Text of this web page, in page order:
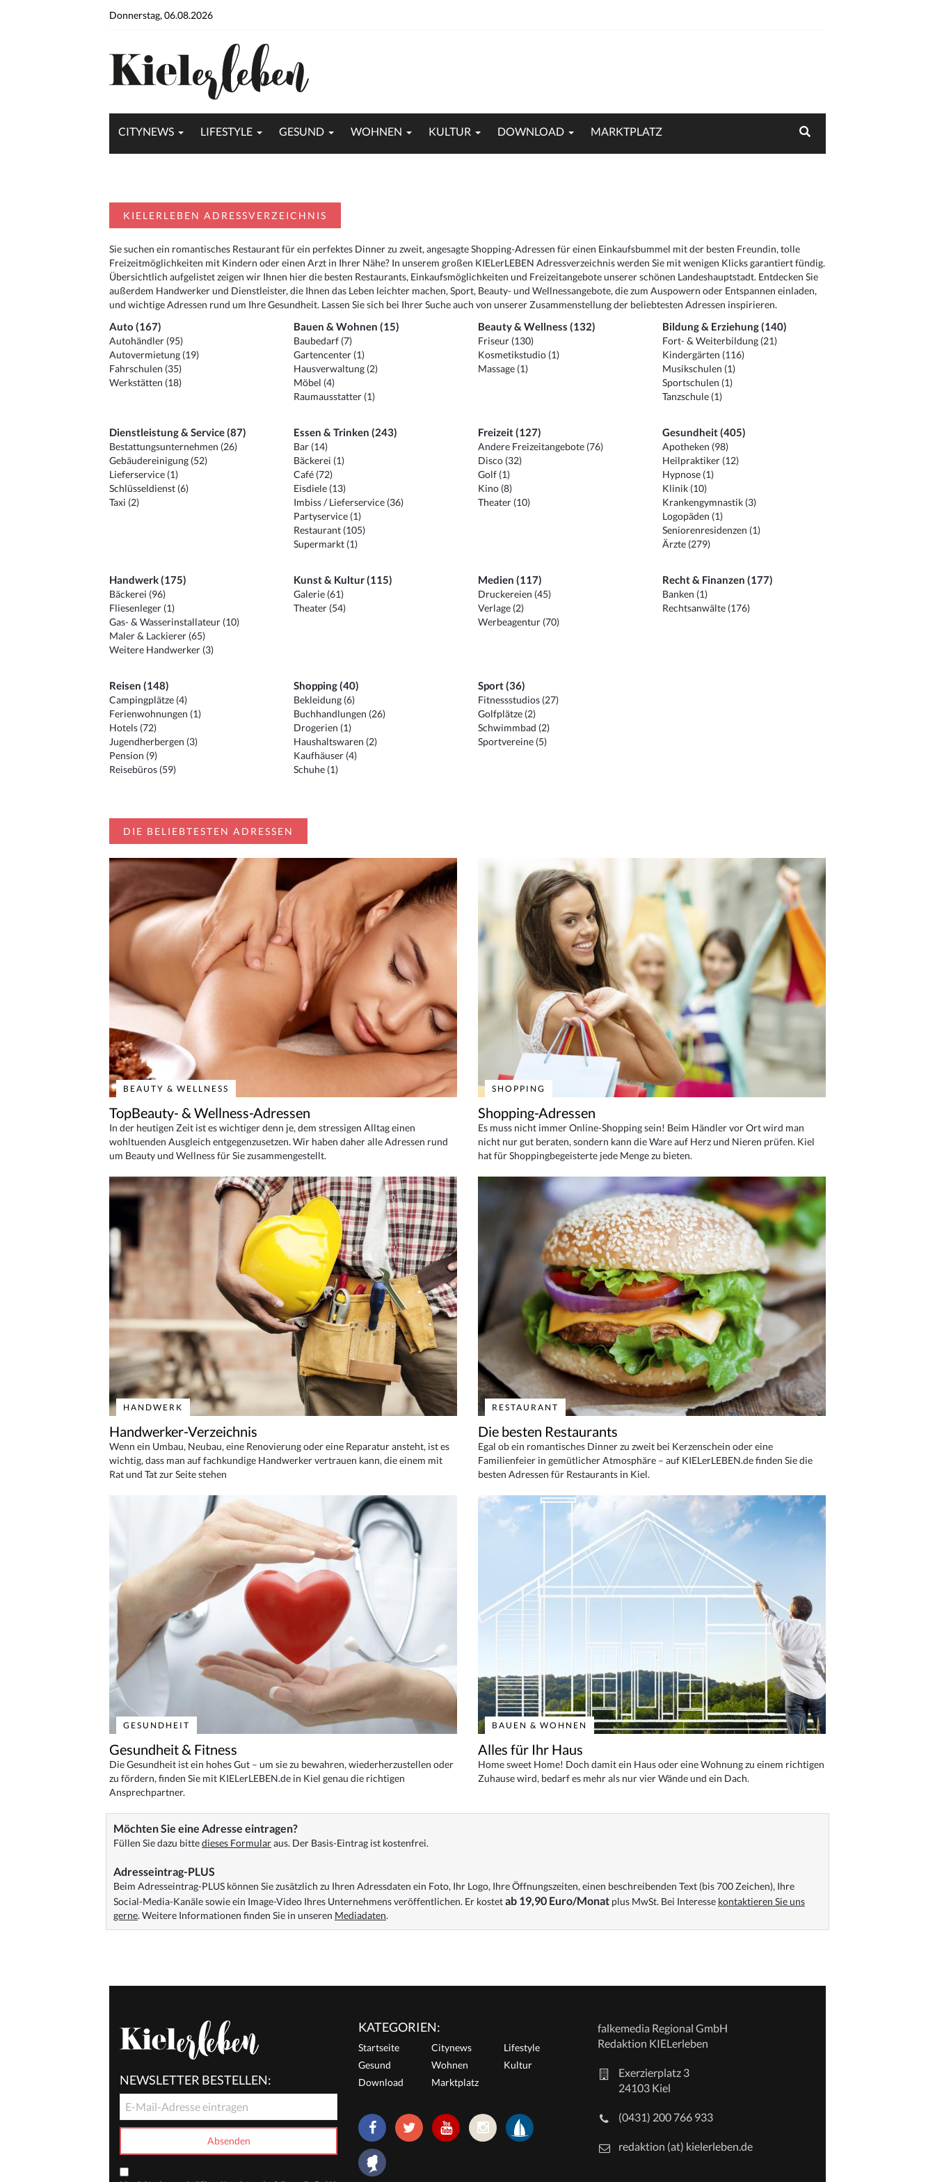
Donnerstag, 06.08.2026
CITYNEWS LIFESTYLE GESUND WOHNEN KULTUR DOWNLOAD MARKTPLATZ
KIELERLEBEN ADRESSVERZEICHNIS
Sie suchen ein romantisches Restaurant für ein perfektes Dinner zu zweit, angesagte Shopping-Adressen für einen Einkaufsbummel mit der besten Freundin, tolle
Freizeitmöglichkeiten mit Kindern oder einen Arzt in Ihrer Nähe? In unserem großen KIELerLEBEN Adressverzeichnis werden Sie mit wenigen Klicks garantiert fündig.
Übersichtlich aufgelistet zeigen wir Ihnen hier die besten Restaurants, Einkaufsmöglichkeiten und Freizeitangebote unserer schönen Landeshauptstadt. Entdecken Sie
außerdem Handwerker und Dienstleister, die Ihnen das Leben leichter machen, Sport, Beauty- und Wellnessangebote, die zum Auspowern oder Entspannen einladen,
und wichtige Adressen rund um Ihre Gesundheit. Lassen Sie sich bei Ihrer Suche auch von unserer Zusammenstellung der beliebtesten Adressen inspirieren.
Auto (167)
Autohändler (95)
Autovermietung (19)
Fahrschulen (35)
Werkstätten (18)
Bauen & Wohnen (15)
Baubedarf (7)
Gartencenter (1)
Hausverwaltung (2)
Möbel (4)
Raumausstatter (1)
Beauty & Wellness (132)
Friseur (130)
Kosmetikstudio (1)
Massage (1)
Bildung & Erziehung (140)
Fort- & Weiterbildung (21)
Kindergärten (116)
Musikschulen (1)
Sportschulen (1)
Tanzschule (1)
Dienstleistung & Service (87)
Bestattungsunternehmen (26)
Gebäudereinigung (52)
Lieferservice (1)
Schlüsseldienst (6)
Taxi (2)
Essen & Trinken (243)
Bar (14)
Bäckerei (1)
Café (72)
Eisdiele (13)
Imbiss / Lieferservice (36)
Partyservice (1)
Restaurant (105)
Supermarkt (1)
Freizeit (127)
Andere Freizeitangebote (76)
Disco (32)
Golf (1)
Kino (8)
Theater (10)
Gesundheit (405)
Apotheken (98)
Heilpraktiker (12)
Hypnose (1)
Klinik (10)
Krankengymnastik (3)
Logopäden (1)
Seniorenresidenzen (1)
Ärzte (279)
Handwerk (175)
Bäckerei (96)
Fliesenleger (1)
Gas- & Wasserinstallateur (10)
Maler & Lackierer (65)
Weitere Handwerker (3)
Kunst & Kultur (115)
Galerie (61)
Theater (54)
Medien (117)
Druckereien (45)
Verlage (2)
Werbeagentur (70)
Recht & Finanzen (177)
Banken (1)
Rechtsanwälte (176)
Reisen (148)
Campingplätze (4)
Ferienwohnungen (1)
Hotels (72)
Jugendherbergen (3)
Pension (9)
Reisebüros (59)
Shopping (40)
Bekleidung (6)
Buchhandlungen (26)
Drogerien (1)
Haushaltswaren (2)
Kaufhäuser (4)
Schuhe (1)
Sport (36)
Fitnessstudios (27)
Golfplätze (2)
Schwimmbad (2)
Sportvereine (5)
DIE BELIEBTESTEN ADRESSEN
BEAUTY & WELLNESS
TopBeauty- & Wellness-Adressen
In der heutigen Zeit ist es wichtiger denn je, dem stressigen Alltag einen
wohltuenden Ausgleich entgegenzusetzen. Wir haben daher alle Adressen rund
um Beauty und Wellness für Sie zusammengestellt.
SHOPPING
Shopping-Adressen
Es muss nicht immer Online-Shopping sein! Beim Händler vor Ort wird man
nicht nur gut beraten, sondern kann die Ware auf Herz und Nieren prüfen. Kiel
hat für Shoppingbegeisterte jede Menge zu bieten.
HANDWERK
Handwerker-Verzeichnis
Wenn ein Umbau, Neubau, eine Renovierung oder eine Reparatur ansteht, ist es
wichtig, dass man auf fachkundige Handwerker vertrauen kann, die einem mit
Rat und Tat zur Seite stehen
RESTAURANT
Die besten Restaurants
Egal ob ein romantisches Dinner zu zweit bei Kerzenschein oder eine
Familienfeier in gemütlicher Atmosphäre – auf KIELerLEBEN.de finden Sie die
besten Adressen für Restaurants in Kiel.
GESUNDHEIT
Gesundheit & Fitness
Die Gesundheit ist ein hohes Gut – um sie zu bewahren, wiederherzustellen oder
zu fördern, finden Sie mit KIELerLEBEN.de in Kiel genau die richtigen
Ansprechpartner.
BAUEN & WOHNEN
Alles für Ihr Haus
Home sweet Home! Doch damit ein Haus oder eine Wohnung zu einem richtigen
Zuhause wird, bedarf es mehr als nur vier Wände und ein Dach.
Möchten Sie eine Adresse eintragen?
Füllen Sie dazu bittedieses Formularaus. Der Basis-Eintrag ist kostenfrei.
Adresseintrag-PLUS
Beim Adresseintrag-PLUS können Sie zusätzlich zu Ihren Adressdaten ein Foto, Ihr Logo, Ihre Öffnungszeiten, einen beschreibenden Text (bis 700 Zeichen), Ihre
Social-Media-Kanäle sowie ein Image-Video Ihres Unternehmens veröffentlichen. Er kostetab 19,90 Euro/Monat plus MwSt. Bei Interesse kontaktieren Sie uns
gerne. Weitere Informationen finden Sie in unseren Mediadaten.
NEWSLETTER BESTELLEN:
KATEGORIEN:
Startseite Citynews
Lifestyle
Gesund
Wohnen
Kultur
Download
Marktplatz
falkemedia Regional GmbH
Redaktion KIELerleben
Exerzierplatz 3
24103 Kiel
(0431) 200 766 933
redaktion (at) kielerleben.de